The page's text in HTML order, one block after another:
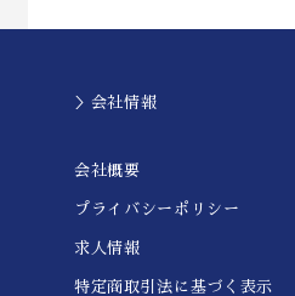
＞会社情報
会社概要
プライバシーポリシー
求人情報
特定商取引法に基づく表示